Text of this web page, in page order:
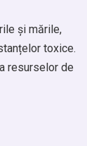
și mările,
toxice.
resurselor de